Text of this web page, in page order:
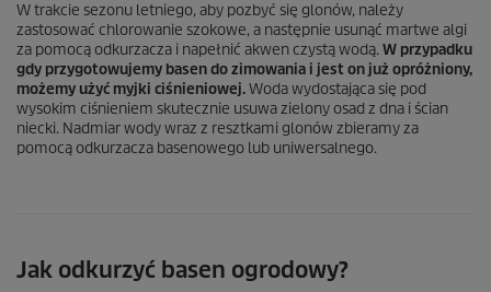
W trakcie sezonu letniego, aby pozbyć się glonów, należy
zastosować chlorowanie szokowe, a następnie usunąć martwe algi
za pomocą odkurzacza i napełnić akwen czystą wodą.W przypadku
gdy przygotowujemy basen do zimowania i jest on już opróżniony,
możemy użyć myjki ciśnieniowej.Woda wydostająca się pod
wysokim ciśnieniem skutecznie usuwa zielony osad z dna i ścian
niecki. Nadmiar wody wraz z resztkami glonów zbieramy za
pomocą odkurzacza basenowego lub uniwersalnego.
Jak odkurzyć basen ogrodowy?